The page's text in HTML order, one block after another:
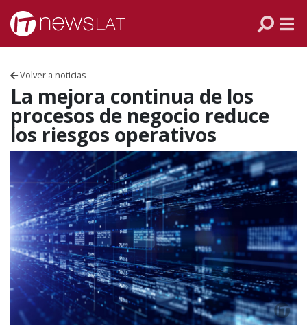
Skip to content
Volver a noticias
La mejora continua de los
procesos de negocio reduce
los riesgos operativos
VENEZUELA
ECUADOR
PERÚ
CHILE
ARGENTINA
MÉXICO